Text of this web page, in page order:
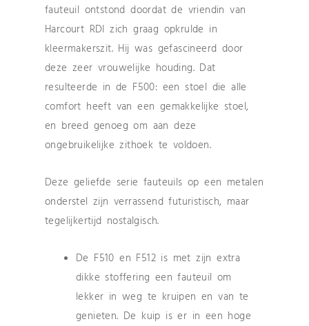
fauteuil ontstond doordat de vriendin van
Harcourt RDI zich graag opkrulde in
kleermakerszit. Hij was gefascineerd door
deze zeer vrouwelijke houding. Dat
resulteerde in de F500: een stoel die alle
comfort heeft van een gemakkelijke stoel,
en breed genoeg om aan deze
ongebruikelijke zithoek te voldoen.
Deze geliefde serie fauteuils op een metalen
onderstel zijn verrassend futuristisch, maar
tegelijkertijd nostalgisch.
De F510 en F512 is met zijn extra
dikke stoffering een fauteuil om
lekker in weg te kruipen en van te
genieten. De kuip is er in een hoge